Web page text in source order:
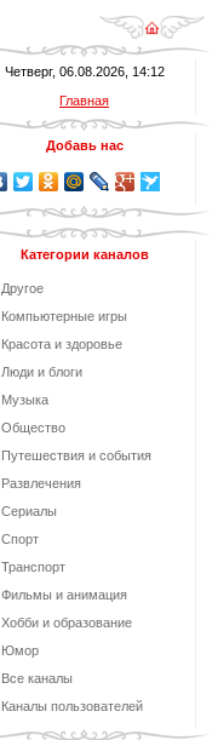
Четверг, 06.08.2026, 14:12
Главная
Добавь нас
Категории каналов
Другое
Компьютерные игры
Красота и здоровье
Люди и блоги
Музыка
Общество
Путешествия и события
Развлечения
Сериалы
Спорт
Транспорт
Фильмы и анимация
Хобби и образование
Юмор
Все каналы
Каналы пользователей